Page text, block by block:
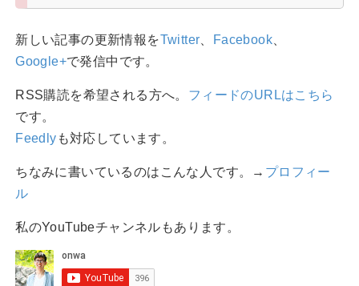
新しい記事の更新情報をTwitter Facebook
Google+で発信中です。
RSS購読を希望される方へ。 フィードのURLはこちら
です。
Feedly も対応しています。
ちなみに書いているのはこんな人です。→ プロフィー
ル
私のYouTubeチャンネルもあります。